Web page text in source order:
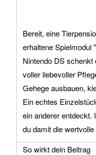
Bereit, eine
erhaltene Spielmodul
Nintendo DS
voller liebevoller
Gehege ausbauen,
Ein echtes
ein anderer entdeckt.
du damit die
So wirkt dein Beitrag